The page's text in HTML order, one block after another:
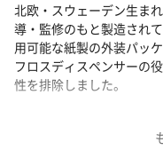
北欧・スウェーデン生ま
導・監修のもと製造され
用可能な紙製の外装パッ
フロスディスペンサーの
性を排除しました。
在する場合がございます